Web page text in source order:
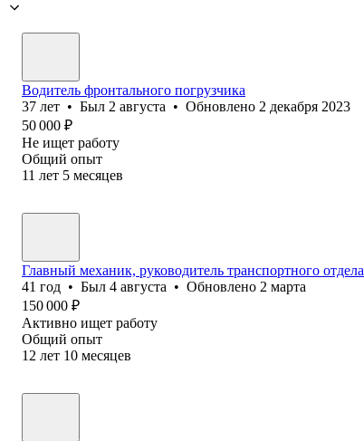
Водитель фронтального погрузчика
37 лет • Был 2 августа • Обновлено 2 декабря 2023
50 000 ₽
Не ищет работу
Общий опыт
11 лет 5 месяцев
Главный механик, руководитель транспортного отдела
41 год • Был 4 августа • Обновлено 2 марта
150 000 ₽
Активно ищет работу
Общий опыт
12 лет 10 месяцев